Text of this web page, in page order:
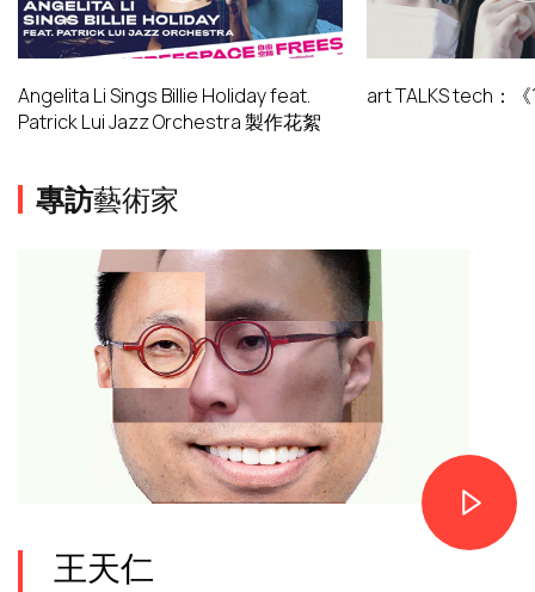
Angelita Li Sings Billie Holiday feat.
Patrick Lui Jazz Orchestra 製作花絮
art TALKS tech：
專訪藝術家
王天仁